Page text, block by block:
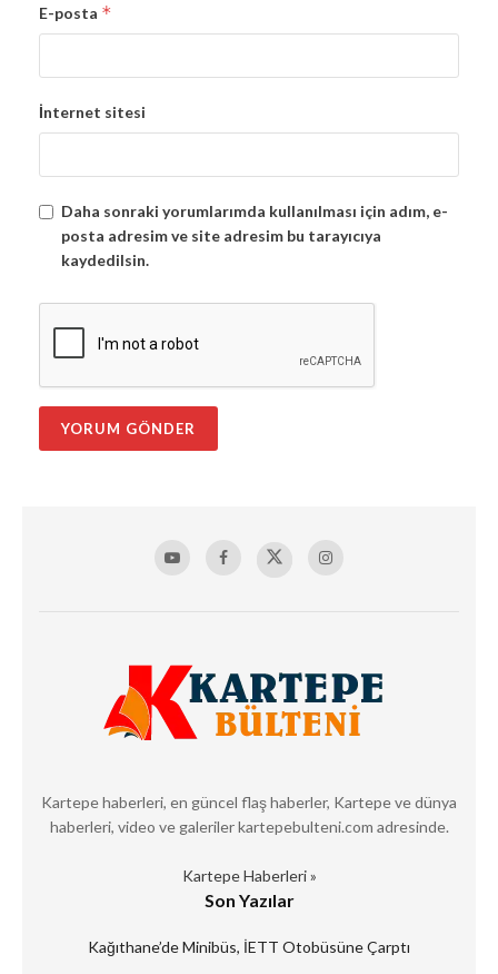
E-posta *
İnternet sitesi
Daha sonraki yorumlarımda kullanılması için adım, e-
posta adresim ve site adresim bu tarayıcıya
kaydedilsin.
Kartepe haberleri, en güncel flaş haberler, Kartepe ve dünya
haberleri, video ve galeriler kartepebulteni.com adresinde.
Kartepe Haberleri »
Son Yazılar
Kağıthane’de Minibüs, İETT Otobüsüne Çarptı